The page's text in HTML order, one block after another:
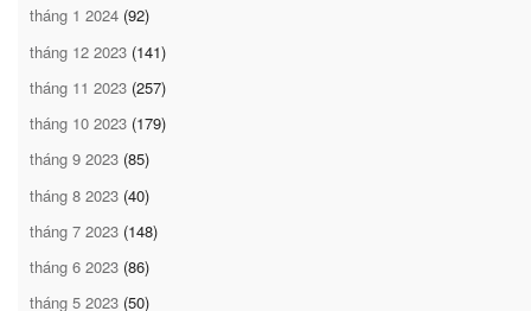
tháng 1 2024 (92)
tháng 12 2023 (141)
tháng 11 2023 (257)
tháng 10 2023 (179)
tháng 9 2023 (85)
tháng 8 2023 (40)
tháng 7 2023 (148)
tháng 6 2023 (86)
tháng 5 2023 (50)